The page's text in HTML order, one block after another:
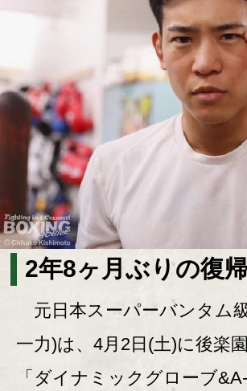
2年8ヶ月ぶりの復
元日本スーパーバンタム
一力)は、4月2日(土)に後楽
「ダイナミックグローブ